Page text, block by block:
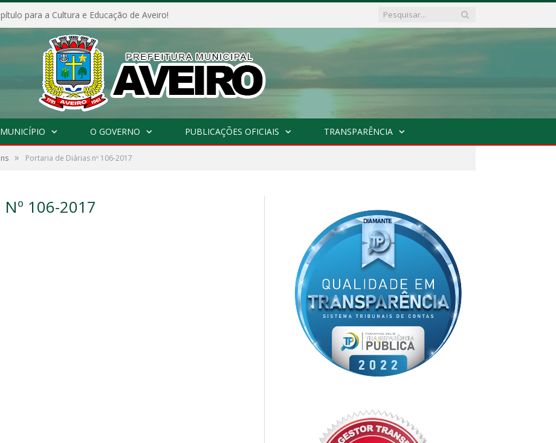
para a Cultura e Educação de Aveiro!
O GOVERNO PUBLICAÇÕES OFICIAIS TRANSPARÊNCIA
» Portaria de Diárias nº 106-2017
Nº 106-2017